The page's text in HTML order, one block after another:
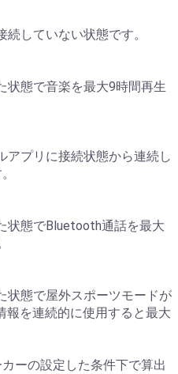
していない状態です。
状態で音楽を最大9時間再生
アプリに接続状態から連続し
状態でBluetooth通話を最大
状態で屋外スポーツモードが
報を連続的に使用すると最大
ーの設定した条件下で算出